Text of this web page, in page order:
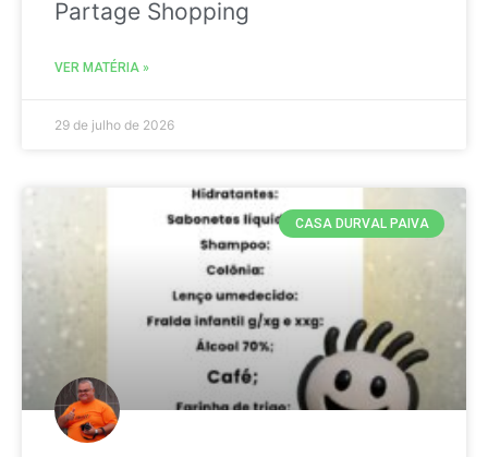
Partage Shopping
VER MATÉRIA »
29 de julho de 2026
CASA DURVAL PAIVA